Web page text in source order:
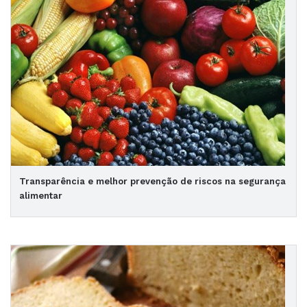
Transparência e melhor prevenção de riscos na segurança
alimentar